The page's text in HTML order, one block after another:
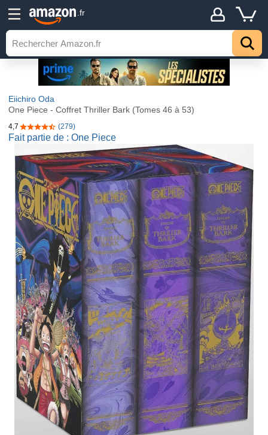
.fr
Eiichiro Oda
One Piece - Coffret Thriller Bark (Tomes 46 à 53)
4,7 4,7 sur 5 étoiles
(279)
Fait partie de : One Piece